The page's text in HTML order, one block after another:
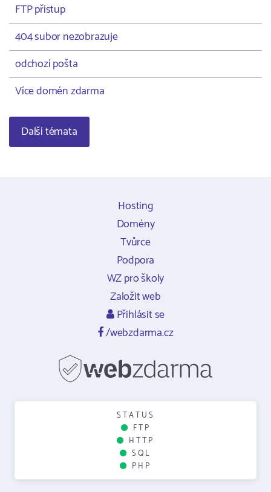
FTP přístup
404 subor nezobrazuje
odchozí pošta
Více domén zdarma
Další témata
Hosting
Domény
Tvůrce
Podpora
WZ pro školy
Založit web
Přihlásit se
/webzdarma.cz
STATUS
FTP
HTTP
SQL
PHP